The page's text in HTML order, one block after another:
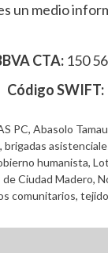
un medio
CTA: 150
Código SWIFT:
PC, Abasolo
, brigadas
humanista,
Ciudad Madero,
comunitarios,